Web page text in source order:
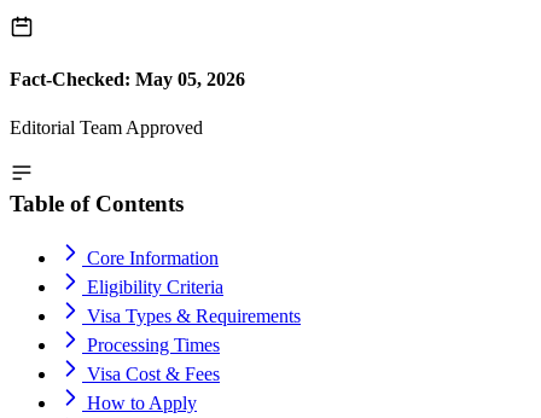
Fact-Checked: May 05, 2026
Editorial Team Approved
Table of Contents
Core Information
Eligibility Criteria
Visa Types & Requirements
Processing Times
Visa Cost & Fees
How to Apply